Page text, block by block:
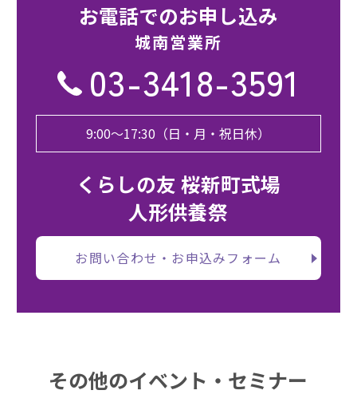
お電話でのお申し込み
城南営業所
03-3418-3591
9:00〜17:30（日・月・祝日休）
くらしの友 桜新町式場
人形供養祭
お問い合わせ・お申込みフォーム
その他のイベント・セミナー